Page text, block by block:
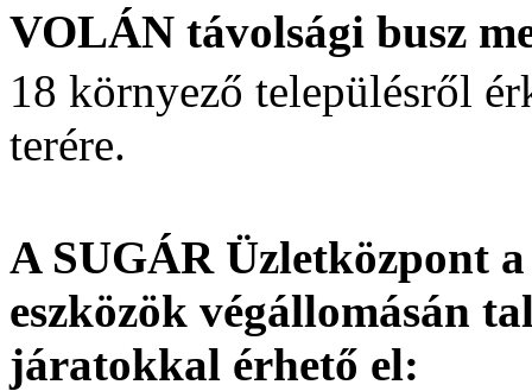
VOLÁN távolsági busz
18 környező településről
terére.
A SUGÁR Üzletközpont
eszközök végállomásán
járatokkal érhető el: